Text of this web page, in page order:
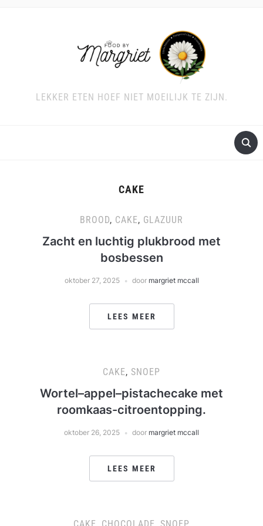
LEKKER ETEN HOEF NIET MOEILIJK TE ZIJN.
CAKE
BROOD, CAKE, GLAZUUR
Zacht en luchtig plukbrood met
bosbessen
oktober 27, 2025 door margriet mccall
LEES MEER
CAKE, SNOEP
Wortel–appel–pistachecake met
roomkaas-citroentopping.
oktober 26, 2025 door margriet mccall
LEES MEER